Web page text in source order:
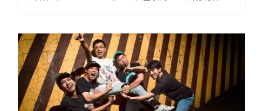
重要錄音，同時亦廣邀國內外金屬、電子及 Hip-
迭、主唱81辭世 謎路人攜新專輯《It’s All I
Have》與台北Legacy專場正式重生回歸"